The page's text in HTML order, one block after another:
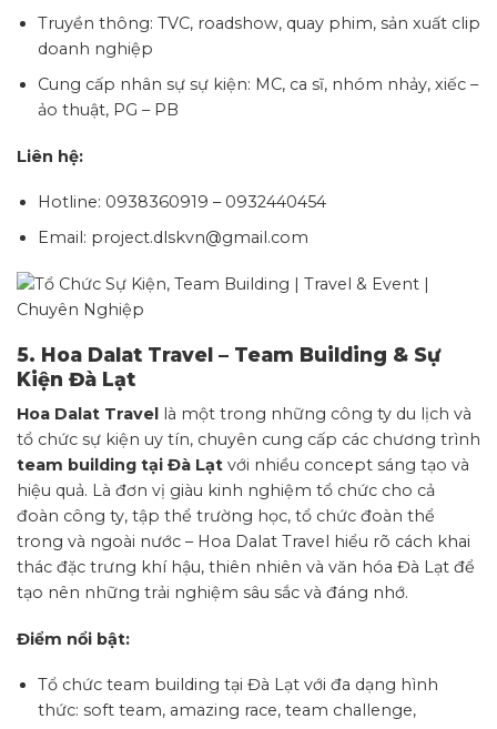
Truyền thông: TVC, roadshow, quay phim, sản xuất clip
doanh nghiệp
Cung cấp nhân sự sự kiện: MC, ca sĩ, nhóm nhảy, xiếc –
ảo thuật, PG – PB
Liên hệ:
Hotline: 0938360919 – 0932440454
Email: project.dlskvn@gmail.com
5. Hoa Dalat Travel – Team Building & Sự
Kiện Đà Lạt
Hoa Dalat Travel là một trong những công ty du lịch và
tổ chức sự kiện uy tín, chuyên cung cấp các chương trình
team building tại Đà Lạt với nhiều concept sáng tạo và
hiệu quả. Là đơn vị giàu kinh nghiệm tổ chức cho cả
đoàn công ty, tập thể trường học, tổ chức đoàn thể
trong và ngoài nước – Hoa Dalat Travel hiểu rõ cách khai
thác đặc trưng khí hậu, thiên nhiên và văn hóa Đà Lạt để
tạo nên những trải nghiệm sâu sắc và đáng nhớ.
Điểm nổi bật:
Tổ chức team building tại Đà Lạt với đa dạng hình
thức: soft team, amazing race, team challenge,